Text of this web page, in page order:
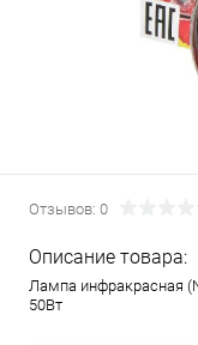
Отзывов: 0
Описание товара:
Лампа инфракрасная
50Вт